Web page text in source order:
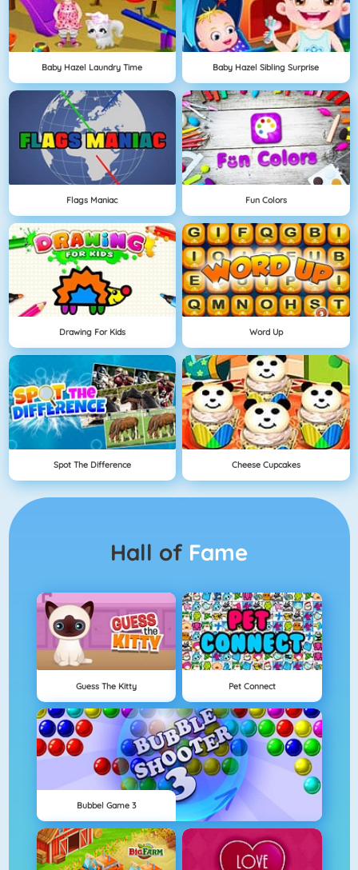
Baby Hazel Laundry Time Baby Hazel Sibling Surprise
Flags Maniac Fun Colors
Drawing For Kids Word Up
Spot The Difference Cheese Cupcakes
Hall of Fame
Guess The Kitty Pet Connect
Bubbel Game 3